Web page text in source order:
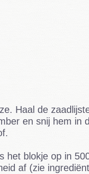
Haal de
en snij hem in
het blokje op in
af (zie